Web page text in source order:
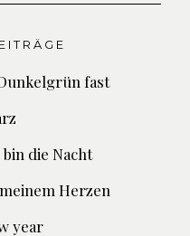
fast
die Nacht
Herzen
year